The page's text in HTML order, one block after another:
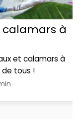
à
et calamars à
de tous !